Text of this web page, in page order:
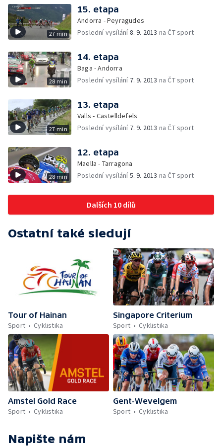
27 min
15. etapa
Andorra - Peyragudes
Poslední vysílání8. 9. 2013 na ČT sport
28 min
14. etapa
Baga - Andorra
Poslední vysílání 7. 9. 2013 na ČT sport
27 min
13. etapa
Valls - Castelldefels
Poslední vysílání 7. 9. 2013 na ČT sport
28 min
12. etapa
Maella - Tarragona
Poslední vysílání5. 9. 2013 na ČT sport
Dalších 10 dílů
Ostatní také sledují
Tour of Hainan
Sport
Cyklistika
Singapore Criterium
Sport
Cyklistika
Amstel Gold Race
Sport
Cyklistika
Gent-Wevelgem
Sport
Cyklistika
Napište nám